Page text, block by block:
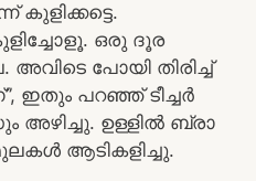
ഒരു ദൂര
പോയി തിരിച്ച്
ഇതും പറഞ്ഞ് ടീച്ചർ
അഴിച്ചു. ഉള്ളിൽ ബ്രാ
മുലകൾ ആടികളിച്ചു.